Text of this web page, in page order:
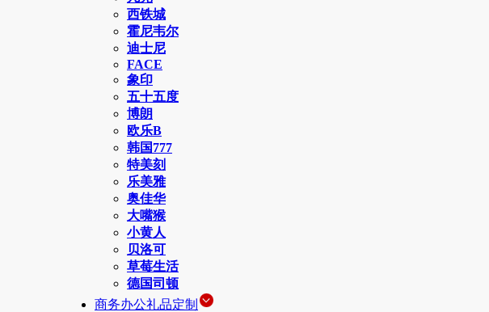
西铁城
霍尼韦尔
迪士尼
FACE
象印
五十五度
博朗
欧乐B
韩国777
特美刻
乐美雅
奥佳华
大嘴猴
小黄人
贝洛可
草莓生活
德国司顿
商务办公礼品定制